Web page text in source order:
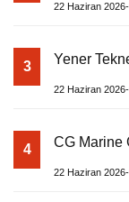
22 Haziran
3 Yener
22 Haziran 2026-
4 CG Marine
22 Haziran